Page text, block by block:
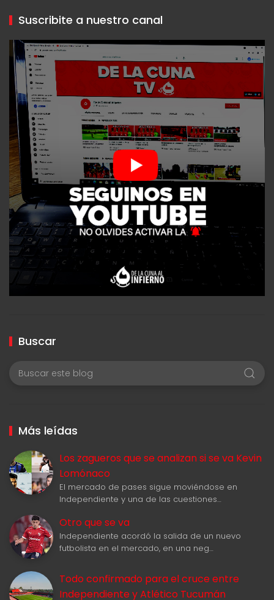
Suscribite a nuestro canal
Buscar
Más leídas
Los zagueros que se analizan si se va Kevin
Lomónaco
El mercado de pases sigue moviéndose en
Independiente y una de las cuestiones…
Otro que se va
Independiente acordó la salida de un nuevo
futbolista en el mercado, en una neg…
Todo confirmado para el cruce entre
Independiente y Atlético Tucumán